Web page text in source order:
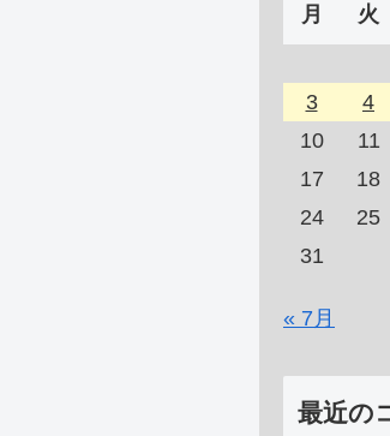
月 火
3
4
10
11
17
18
24
25
31
« 7月
最近の